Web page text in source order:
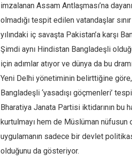
imzalanan Assam Antlaşması’na
olmadığı tespit edilen vatandaşlar
yılındaki iç savaşta Pakistan’a karşı
Şimdi aynı Hindistan Bangladeşli
için adımlar atıyor ve dünya da bu
Yeni Delhi yönetiminin belirttiğine
Bangladeşli ‘yasadışı göçmenleri’
Bharatiya Janata Partisi iktidarının bu
kurtulmayı hem de Müslüman
uygulamanın sadece bir devlet
olduğunu da gösteriyor.